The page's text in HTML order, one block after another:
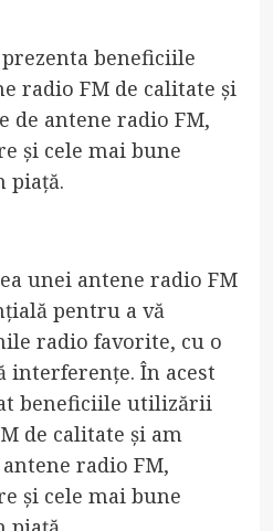
beneficiile
radio FM de calitate și
antene radio FM,
și cele mai bune
piață.
unei antene radio FM
pentru a vă
radio favorite, cu o
interferențe. În acest
beneficiile utilizării
de calitate și am
radio FM,
și cele mai bune